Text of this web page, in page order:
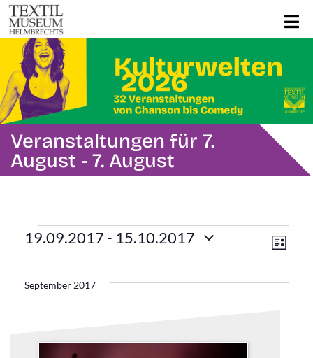
Veranstaltungen für 7.
August - 7. August
Veranstaltungen Liste
19.09.2017 - 15.10.2017
September 2017